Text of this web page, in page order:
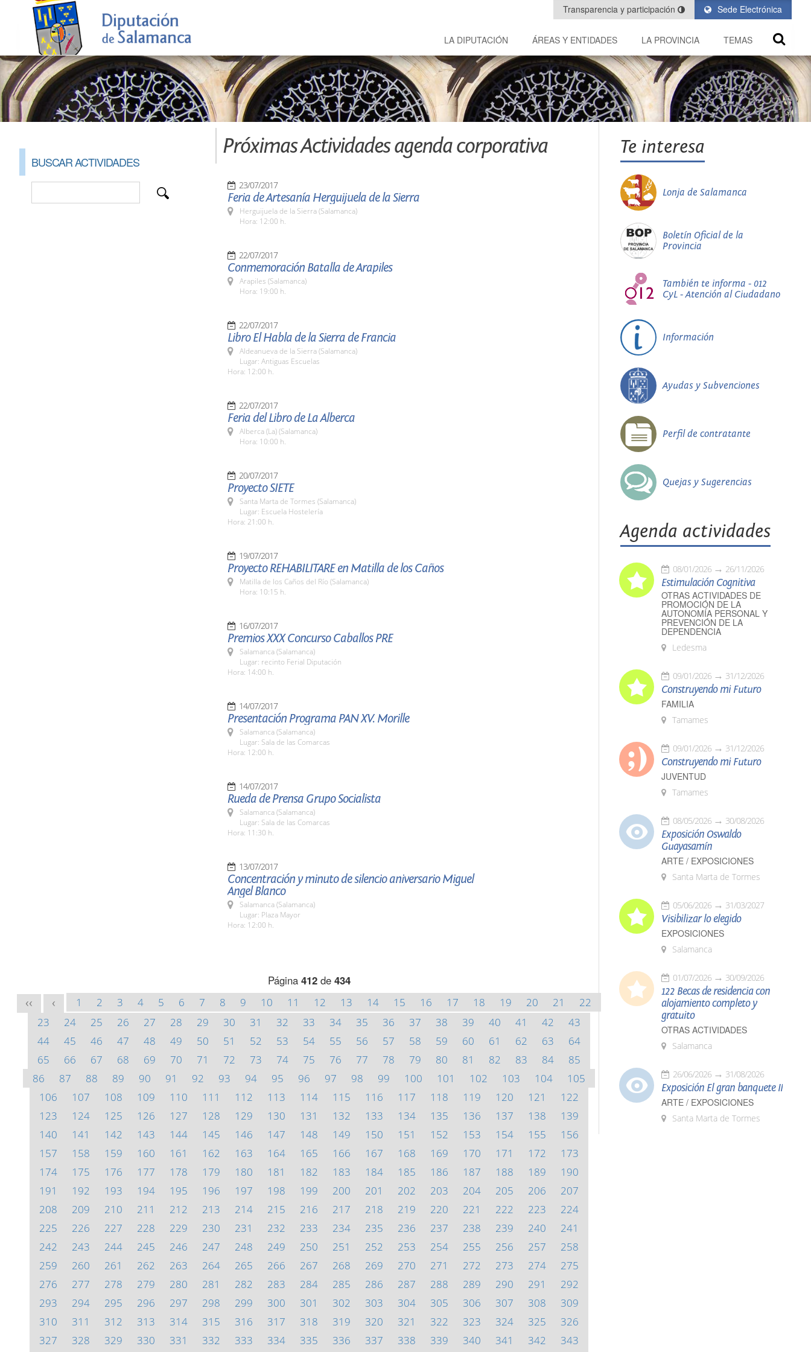
Sede Electrónica
Transparencia y participación
LA DIPUTACIÓN ÁREAS Y ENTIDADES LA PROVINCIA TEMAS
BUSCAR ACTIVIDADES
Próximas Actividades agenda corporativa
23/07/2017
Feria de Artesanía Herguijuela de la Sierra
Herguijuela de la Sierra (Salamanca)
Hora: 12:00 h.
22/07/2017
Conmemoración Batalla de Arapiles
Arapiles (Salamanca)
Hora: 19:00 h.
22/07/2017
Libro El Habla de la Sierra de Francia
Aldeanueva de la Sierra (Salamanca)
Lugar: Antiguas Escuelas
Hora: 12:00 h.
22/07/2017
Feria del Libro de La Alberca
Alberca (La) (Salamanca)
Hora: 10:00 h.
20/07/2017
Proyecto SIETE
Santa Marta de Tormes (Salamanca)
Lugar: Escuela Hostelería
Hora: 21:00 h.
19/07/2017
Proyecto REHABILITARE en Matilla de los Caños
Matilla de los Caños del Río (Salamanca)
Hora: 10:15 h.
16/07/2017
Premios XXX Concurso Caballos PRE
Salamanca (Salamanca)
Lugar: recinto Ferial Diputación
Hora: 14:00 h.
14/07/2017
Presentación Programa PAN XV. Morille
Salamanca (Salamanca)
Lugar: Sala de las Comarcas
Hora: 12:00 h.
14/07/2017
Rueda de Prensa Grupo Socialista
Salamanca (Salamanca)
Lugar: Sala de las Comarcas
Hora: 11:30 h.
13/07/2017
Concentración y minuto de silencio aniversario Miguel
Angel Blanco
Salamanca (Salamanca)
Lugar: Plaza Mayor
Hora: 12:00 h.
Página 412de 434
<< < 1 2 3 4 5 6 7 8 9 10 11 12 13 14 15 16 17 18 19 20 21
22
23
24 25 26 27 28 29 30 31 32 33 34 35 36 37 38 39 40 41 42
43
44
45 46 47 48 49 50 51 52 53 54 55 56 57 58 59 60 61 62 63
64
65
66 67 68 69 70 71 72 73 74 75 76 77 78 79 80 81 82 83 84
85
86
87 88 89 90 91 92 93 94 95 96 97 98 99 100 101 102 103 104
105
106
107 108 109 110 111 112 113 114 115 116 117 118 119 120 121
122
123
124 125 126 127 128 129 130 131 132 133 134 135 136 137 138
139
140
141 142 143 144 145 146 147 148 149 150 151 152 153 154 155
156
157
158 159 160 161 162 163 164 165 166 167 168 169 170 171 172
173
174
175 176 177 178 179 180 181 182 183 184 185 186 187 188 189
190
191
192 193 194 195 196 197 198 199 200 201 202 203 204 205 206
207
208
209 210 211 212 213 214 215 216 217 218 219 220 221 222 223
224
225
226 227 228 229 230 231 232 233 234 235 236 237 238 239 240
241
242
243 244 245 246 247 248 249 250 251 252 253 254 255 256 257
258
259
260 261 262 263 264 265 266 267 268 269 270 271 272 273 274
275
276
277 278 279 280 281 282 283 284 285 286 287 288 289 290 291
292
293
294 295 296 297 298 299 300 301 302 303 304 305 306 307 308
309
310
311 312 313 314 315 316 317 318 319 320 321 322 323 324 325
326
327
328 329 330 331 332 333 334 335 336 337 338 339 340 341 342 343
Te interesa
Lonja de Salamanca
Boletín Oficial de la
Provincia
También te informa - 012
CyL - Atención al Ciudadano
Información
Ayudas y Subvenciones
Perfil de contratante
Quejas y Sugerencias
Agenda actividades
08/01/2026 26/11/2026
Estimulación Cognitiva
OTRAS ACTIVIDADES DE
PROMOCIÓN DE LA
AUTONOMÍA PERSONAL Y
PREVENCIÓN DE LA
DEPENDENCIA
Ledesma
09/01/2026 31/12/2026
Construyendo mi Futuro
FAMILIA
Tamames
09/01/2026 31/12/2026
Construyendo mi Futuro
JUVENTUD
Tamames
08/05/2026 30/08/2026
Exposición Oswaldo
Guayasamín
ARTE / EXPOSICIONES
Santa Marta de Tormes
05/06/2026 31/03/2027
Visibilizar lo elegido
EXPOSICIONES
Salamanca
01/07/2026 30/09/2026
122 Becas de residencia con
alojamiento completo y
gratuito
OTRAS ACTIVIDADES
Salamanca
26/06/2026 31/08/2026
Exposición El gran banquete II
ARTE / EXPOSICIONES
Santa Marta de Tormes